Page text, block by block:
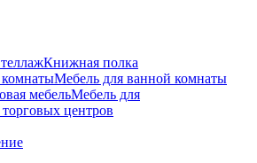
Книжная полка
Мебель для ванной комнаты
мебельМебель для
центров